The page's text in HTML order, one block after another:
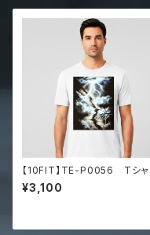
【10FIT】TE-P0056 Tシャ
ツ トレーニング 筋トレ
¥3,100